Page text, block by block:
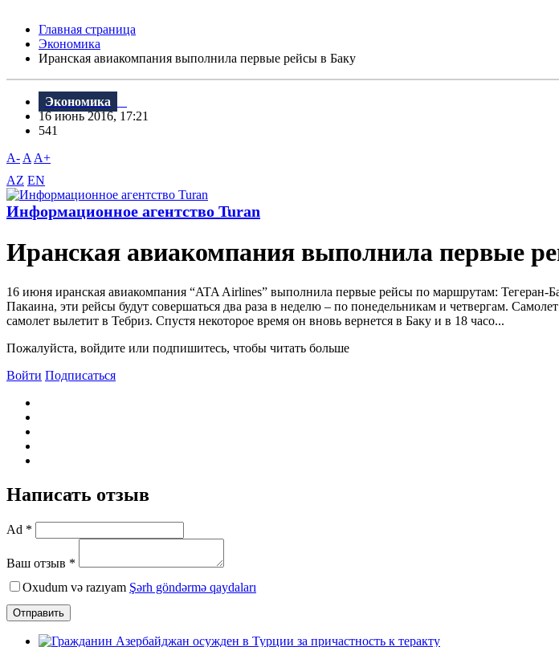
Главная страница
Экономика
Иранская авиакомпания выполнила первые рейсы в Баку
Экономика
16 июнь 2016, 17:21
541
A- A A+
AZ EN
Информационное агентство Turan
Иранская авиакомпания выполнила первые
16 июня иранская авиакомпания “ATA Airlines” выполнила первые рейсы по маршрутам:
Пакаина, эти рейсы будут совершаться два раза в неделю – по понедельникам и четвергам.
самолет вылетит в Тебриз. Спустя некоторое время он вновь вернется в Баку и в 18 часо...
Пожалуйста, войдите или подпишитесь, чтобы читать больше
Войти Подписаться
Написать отзыв
Ad *
Ваш отзыв *
Oxudum və razıyam Şərh göndərmə qaydaları
Отправить